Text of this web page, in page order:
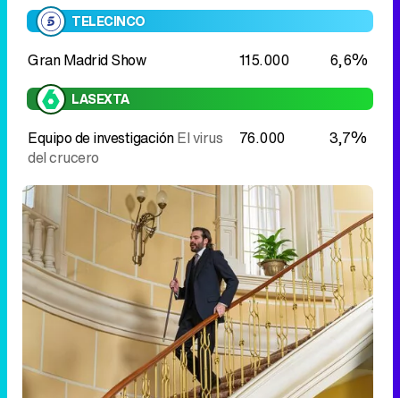
TELECINCO
Gran Madrid Show 115.000 6,6%
LASEXTA
Equipo de investigaciónEl virus
del crucero
76.000 3,7%